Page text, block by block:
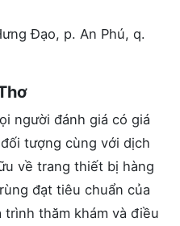
Đạo, p. An Phú, q.
người đánh giá có giá
tượng cùng với dịch
về trang thiết bị hàng
đạt tiêu chuẩn của
trình thăm khám và điều